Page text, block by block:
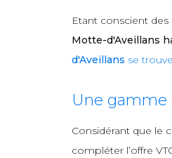
Etant conscient
Motte-d'Aveillans
d'Aveillans se
Une gamme
Considérant que le
compléter l’offre